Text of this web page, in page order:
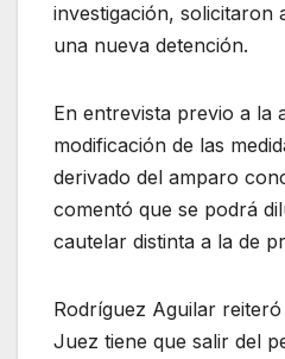
investigación, solicitaron
una nueva detención.
En entrevista previo a la
modificación de las
derivado del amparo
comentó que se podrá
cautelar distinta a la de
Rodríguez Aguilar
Juez tiene que salir del